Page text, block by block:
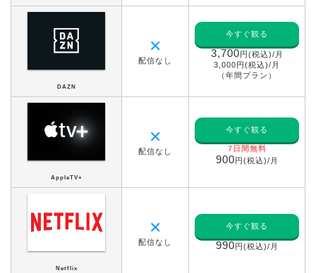
DAZN
✕
配信なし
今すぐ観る
3,700円(税込)/月
3,000円(税込)/月
（年間プラン）
AppleTV+
✕
配信なし
今すぐ観る
7日間無料
900円(税込)/月
Netflix
✕
配信なし
今すぐ観る
990円(税込)/月